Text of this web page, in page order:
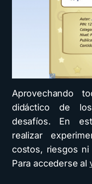
Aprovechando
didáctico de
desafíos. En
realizar
costos, riesgos ni
Para accederse al